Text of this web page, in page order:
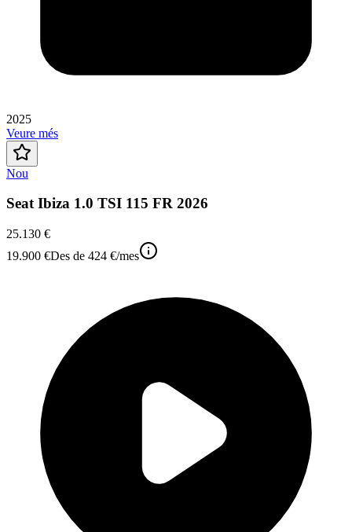
2025
Veure més
Nou
Seat Ibiza 1.0 TSI 115 FR 2026
25.130 €
19.900 €Des de 424 €/mes